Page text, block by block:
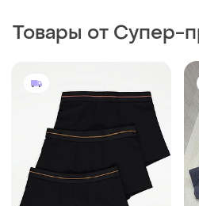
Товары от Супер-